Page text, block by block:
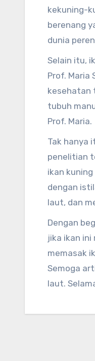
kekuning-
berenang
dunia
Selain itu,
Prof. Maria
kesehatan
tubuh
Prof. Maria.
Tak hanya
penelitian
ikan
dengan
laut, dan
peneliti.
Dengan
jika ikan
memasak
Semoga
laut.